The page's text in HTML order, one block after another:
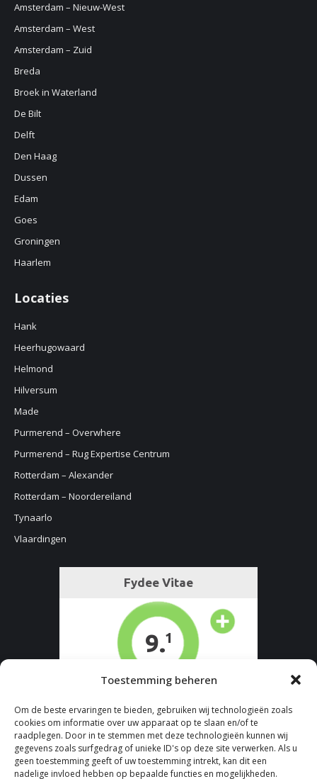
Toestemming beheren
Om de beste ervaringen te bieden, gebruiken wij technologieën zoals
cookies om informatie over uw apparaat op te slaan en/of te
raadplegen. Door in te stemmen met deze technologieën kunnen wij
gegevens zoals surfgedrag of unieke ID's op deze site verwerken. Als u
geen toestemming geeft of uw toestemming intrekt, kan dit een
nadelige invloed hebben op bepaalde functies en mogelijkheden.
Amsterdam – Nieuw-West
Amsterdam – West
Amsterdam – Zuid
Breda
Broek in Waterland
De Bilt
Delft
Den Haag
Dussen
Edam
Goes
Groningen
Haarlem
Locaties
Hank
Heerhugowaard
Helmond
Hilversum
Made
Purmerend – Overwhere
Purmerend – Rug Expertise Centrum
Rotterdam – Alexander
Rotterdam – Noordereiland
Tynaarlo
Vlaardingen